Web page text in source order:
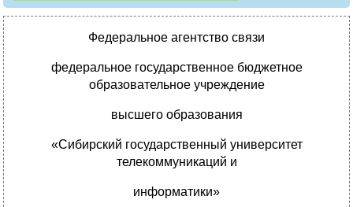
Федеральное агентство связи
федеральное государственное бюджетное
образовательное учреждение
высшего образования
«Сибирский государственный университет
телекоммуникаций и
информатики»